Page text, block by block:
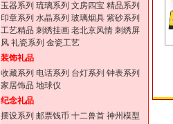
玉器系列 琉璃系列 文房四宝 精品系列
印章系列 水晶系列 玻璃烟具 紫砂系列
工艺精品 刺绣挂画 老北京风情 刺绣屏
风 礼瓷系列 金瓷工艺
装饰礼品
收藏系列 电话系列 台灯系列 钟表系列
家居饰品 地球仪
纪念礼品
摆设系列 邮票钱币 十二兽首 神州模型